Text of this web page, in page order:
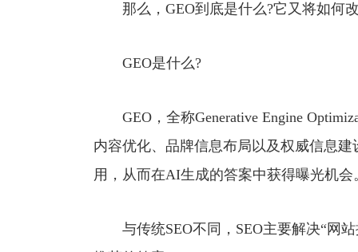
那么，GEO到底是什么?它又将如何
GEO是什么?
GEO，全称Generative Engine
内容优化、品牌信息布局以及权威信息
用，从而在AI生成的答案中获得曝光机会
与传统SEO不同，SEO主要解决“网站